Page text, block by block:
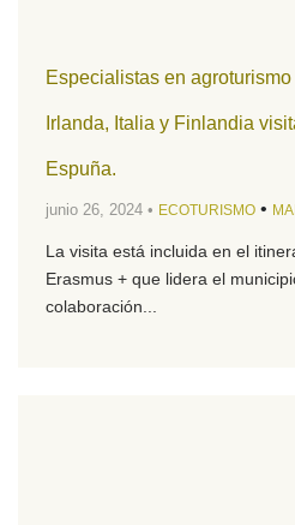
Especialistas en
Irlanda, Italia y Finlandia
Espuña.
junio 26, 2024 • ECOTURISMO •
La visita está incluida en el
Erasmus + que lidera el
colaboración...